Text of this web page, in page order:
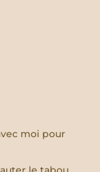
moi pour